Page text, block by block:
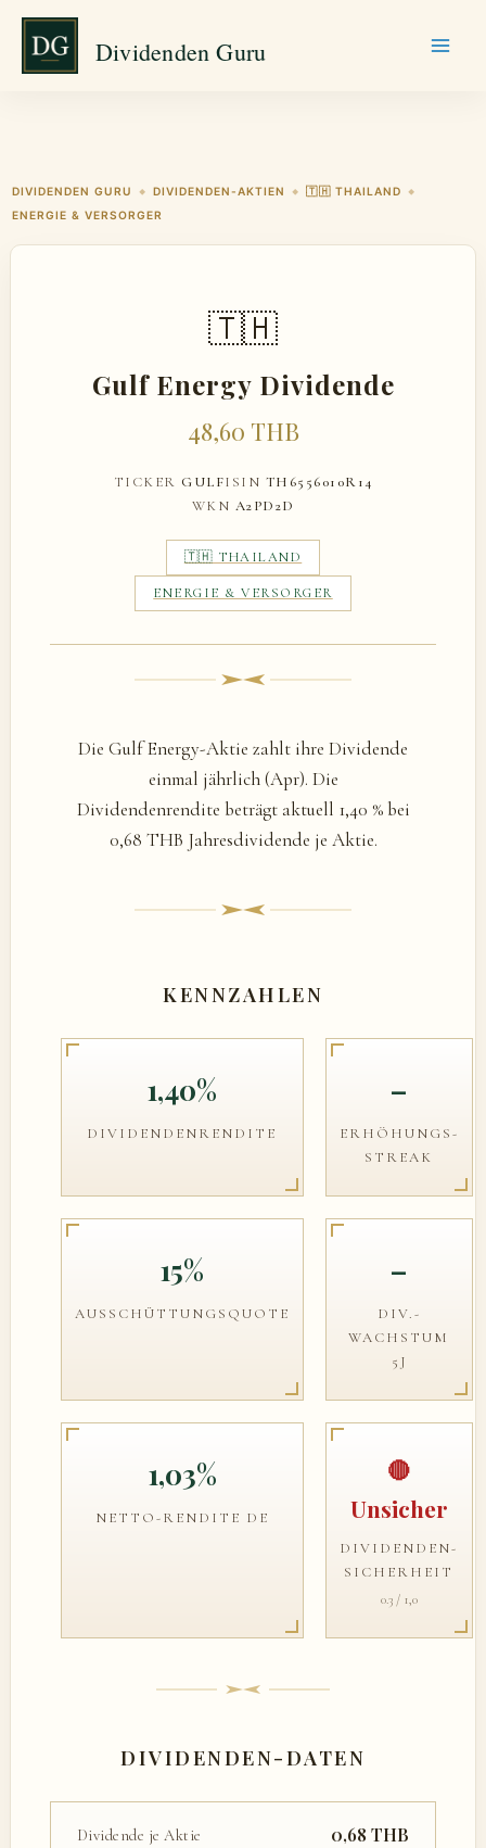
Zum
springen
Dividenden Guru
DIVIDENDEN GURU ◆ DIVIDENDEN-AKTIEN ◆ 🇹🇭 THAILAND ◆
ENERGIE & VERSORGER
🇹🇭
Gulf Energy Dividende
48,60 THB
TICKER GULFISIN TH6556010R14
WKN A2PD2D
🇹🇭 THAILAND
ENERGIE & VERSORGER
Die Gulf Energy-Aktie zahlt ihre Dividende
einmal jährlich (Apr). Die
Dividendenrendite beträgt aktuell 1,40 % bei
0,68 THB Jahresdividende je Aktie.
KENNZAHLEN
1,40%
DIVIDENDENRENDITE
–
ERHÖHUNGS-
STREAK
15%
AUSSCHÜTTUNGSQUOTE
–
DIV.-
WACHSTUM
5J
1,03%
NETTO-RENDITE DE
🔴
Unsicher
DIVIDENDEN-
SICHERHEIT
0.3 / 1,0
DIVIDENDEN-DATEN
Dividende je Aktie 0,68 THB